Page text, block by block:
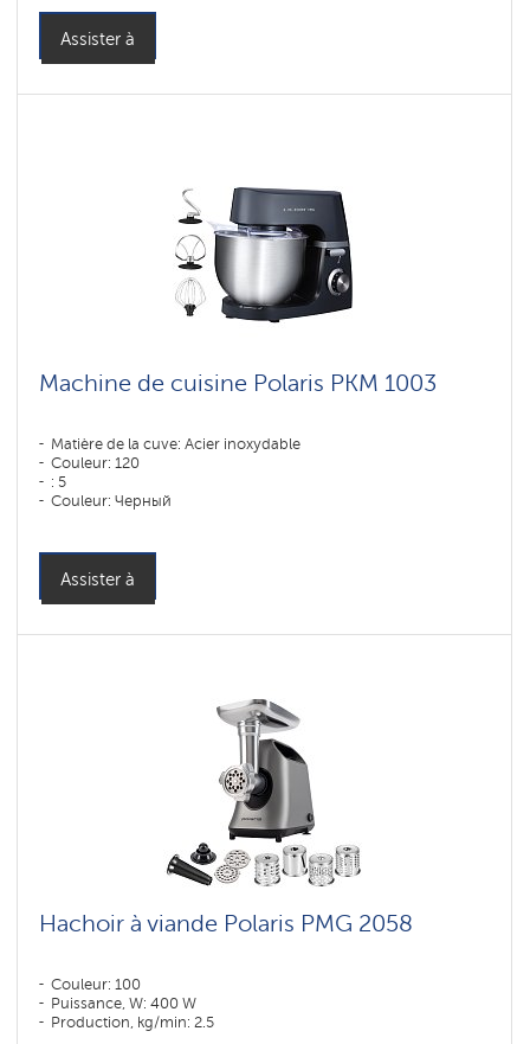
Assister à
Machine de cuisine Polaris PKM 1003
Matière de la cuve: Acier inoxydable
Couleur: 120
: 5
Couleur: Черный
Assister à
Hachoir à viande Polaris PMG 2058
Couleur: 100
Puissance, W: 400 W
Production, kg/min: 2.5